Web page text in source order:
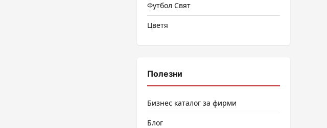
Футбол Свят
Цветя
Полезни
Бизнес каталог за фирми
Блог